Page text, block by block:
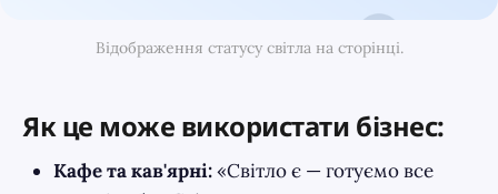
Відображення статусу світла на сторінці.
Як це може використати бізнес:
Кафе та кав'ярні:«Світло є — готуємо все